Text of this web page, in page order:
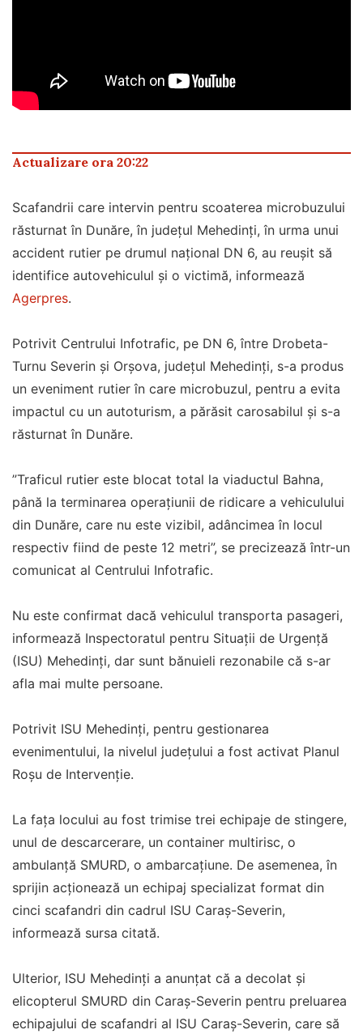
Actualizare ora 20:22
Scafandrii care intervin pentru scoaterea microbuzului
răsturnat în Dunăre, în județul Mehedinți, în urma unui
accident rutier pe drumul național DN 6, au reușit să
identifice autovehiculul și o victimă, informează
Agerpres.
Potrivit Centrului Infotrafic, pe DN 6, între Drobeta-
Turnu Severin și Orșova, județul Mehedinți, s-a produs
un eveniment rutier în care microbuzul, pentru a evita
impactul cu un autoturism, a părăsit carosabilul și s-a
răsturnat în Dunăre.
”Traficul rutier este blocat total la viaductul Bahna,
până la terminarea operațiunii de ridicare a vehiculului
din Dunăre, care nu este vizibil, adâncimea în locul
respectiv fiind de peste 12 metri”, se precizează într-un
comunicat al Centrului Infotrafic.
Nu este confirmat dacă vehiculul transporta pasageri,
informează Inspectoratul pentru Situații de Urgență
(ISU) Mehedinți, dar sunt bănuieli rezonabile că s-ar
afla mai multe persoane.
Potrivit ISU Mehedinți, pentru gestionarea
evenimentului, la nivelul județului a fost activat Planul
Roșu de Intervenție.
La fața locului au fost trimise trei echipaje de stingere,
unul de descarcerare, un container multirisc, o
ambulanță SMURD, o ambarcațiune. De asemenea, în
sprijin acționează un echipaj specializat format din
cinci scafandri din cadrul ISU Caraș-Severin,
informează sursa citată.
Ulterior, ISU Mehedinți a anunțat că a decolat și
elicopterul SMURD din Caraș-Severin pentru preluarea
echipajului de scafandri al ISU Caraș-Severin, care să